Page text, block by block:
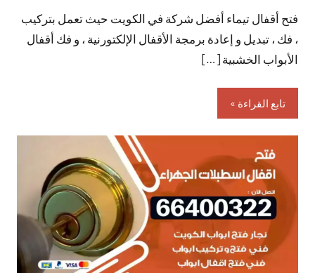
تعليقات
فتح أقفال تيماء أفضل شركة في الكويت حيث تعمل بتركيب
، فك ، تبديل و إعادة برمجة الأقفال الإلكتورنية ، و فك أقفال
الأبواب الخشبية […]
تابع القراءة